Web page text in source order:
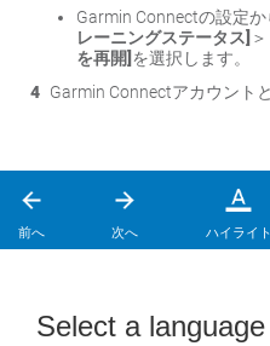
Garmin Connectの設定か
レーニングステータス] ＞
を再開] を選択します。
Garmin Connectアカウント
前へ 次へ ハイライト